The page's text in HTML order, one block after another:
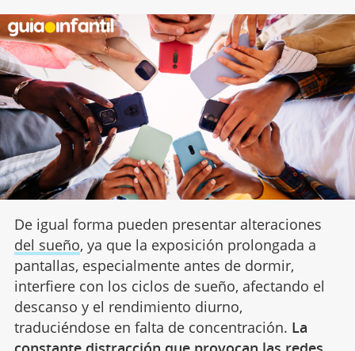
De igual forma pueden presentar alteraciones
del sueño, ya que la exposición prolongada a
pantallas, especialmente antes de dormir,
interfiere con los ciclos de sueño, afectando el
descanso y el rendimiento diurno,
traduciéndose en falta de concentración. La